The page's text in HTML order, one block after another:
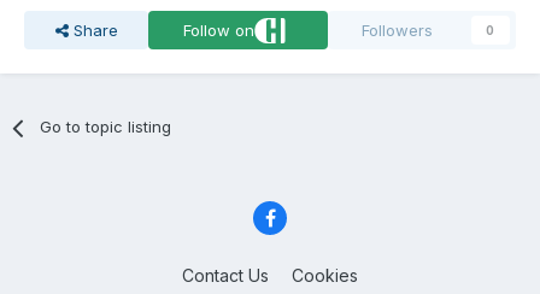
Share Follow on Followers 0
Go to topic listing
Contact Us Cookies